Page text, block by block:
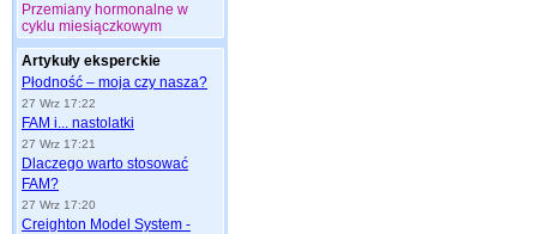
Przemiany hormonalne w
cyklu miesiączkowym
Artykuły eksperckie
Płodność – moja czy nasza?
27 Wrz 17:22
FAM i... nastolatki
27 Wrz 17:21
Dlaczego warto stosować
FAM?
27 Wrz 17:20
Creighton Model System -